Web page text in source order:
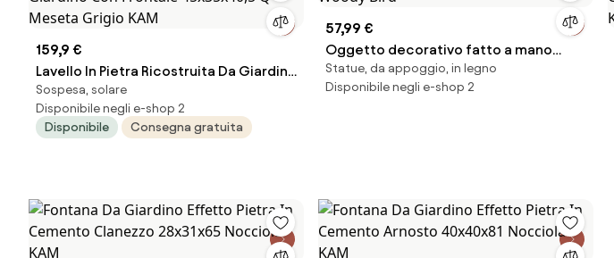
159,9 €
Lavello In Pietra Ricostruita Da Giardino
Con Frontale 45x35x40,5 Q-Meseta
Grigio KAM
Sospesa, solare
Disponibile negli e-shop 2
Disponibile
Consegna gratuita
57,99 €
Oggetto decorativo fatto a mano
Woody Bird
Statue, da appoggio, in legno
Disponibile negli e-shop 2